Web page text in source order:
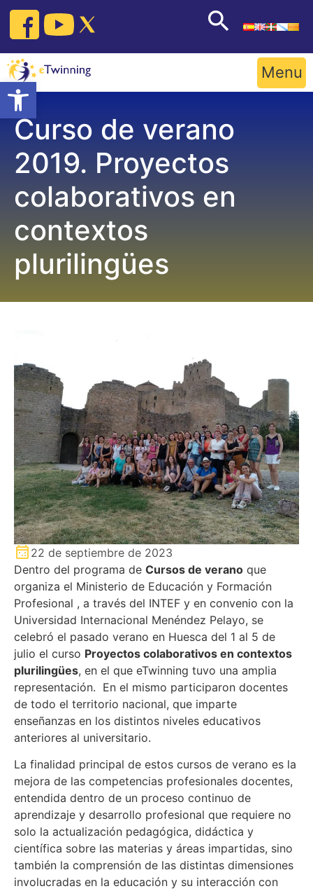
Open toolbar
Skip
content
Menu
Curso de verano
2019. Proyectos
colaborativos en
contextos
plurilingües
22 de septiembre de 2023
Dentro del programa de Cursos de verano que
organiza el Ministerio de Educación y Formación
Profesional , a través del INTEF y en convenio con la
Universidad Internacional Menéndez Pelayo, se
celebró el pasado verano en Huesca del 1 al 5 de
julio el curso Proyectos colaborativos en contextos
plurilingües, en el que eTwinning tuvo una amplia
representación. En el mismo participaron docentes
de todo el territorio nacional, que imparte
enseñanzas en los distintos niveles educativos
anteriores al universitario.
La finalidad principal de estos cursos de verano es la
mejora de las competencias profesionales docentes,
entendida dentro de un proceso continuo de
aprendizaje y desarrollo profesional que requiere no
solo la actualización pedagógica, didáctica y
científica sobre las materias y áreas impartidas, sino
también la comprensión de las distintas dimensiones
involucradas en la educación y su interacción con